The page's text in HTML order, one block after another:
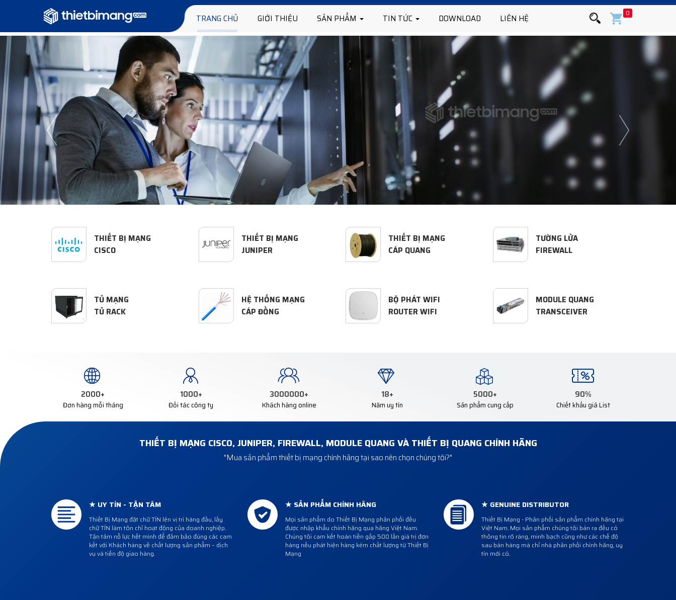
TRANG CHỦ GIỚI THIỆU SẢN PHẨM TIN TỨC DOWNLOAD LIÊN HỆ 0
Next
THIẾT BỊ MẠNG
CISCO
THIẾT BỊ MẠNG
JUNIPER
THIẾT BỊ MẠNG
CÁP QUANG
TƯỜNG LỬA
FIREWALL
TỦ MẠNG
TỦ RACK
HỆ THỐNG MẠNG
CÁP ĐỒNG
BỘ PHÁT WIFI
ROUTER WIFI
MODULE QUANG
TRANSCEIVER
2000+
Đơn hàng mỗi tháng
1000+
Đối tác công ty
3000000+
Khách hàng online
18+
Năm uy tín
5000+
Sản phẩm cung cấp
90%
Chiết khấu giá List
THIẾT BỊ MẠNG CISCO, JUNIPER, FIREWALL, MODULE QUANG VÀ THIẾT BỊ QUANG CHÍNH HÃNG
"Mua sản phẩm thiết bị mạng chính hãng tại sao nên chọn chúng tôi?"
★ UY TÍN - TẬN TÂM
Thiết Bị Mạng đặt chữ TÍN lên vị trí hàng đầu, lấy
chữ TÍN làm tôn chỉ hoạt động của doanh nghiệp.
Tận tâm nỗ lực hết mình để đảm bảo đúng các cam
kết với Khách hàng về chất lượng sản phẩm – dịch
vụ và tiến độ giao hàng.
★ SẢN PHẨM CHÍNH HÃNG
Mọi sản phẩm do Thiết Bị Mạng phân phối đều
được nhập khẩu chính hãng qua hãng Việt Nam.
Chúng tôi cam kết hoàn tiền gấp 500 lần giá trị đơn
hàng nếu phát hiện hàng kém chất lượng từ Thiết Bị
Mạng
★ GENUINE DISTRIBUTOR
Thiết Bị Mạng - Phân phối sản phẩm chính hãng tại
Việt Nam. Mọi sản phẩm chúng tôi bán ra đều có
thông tin rõ ràng, minh bạch cũng như các chế độ
sau bán hàng mà chỉ nhà phân phối chính hãng, uy
tín mới có.